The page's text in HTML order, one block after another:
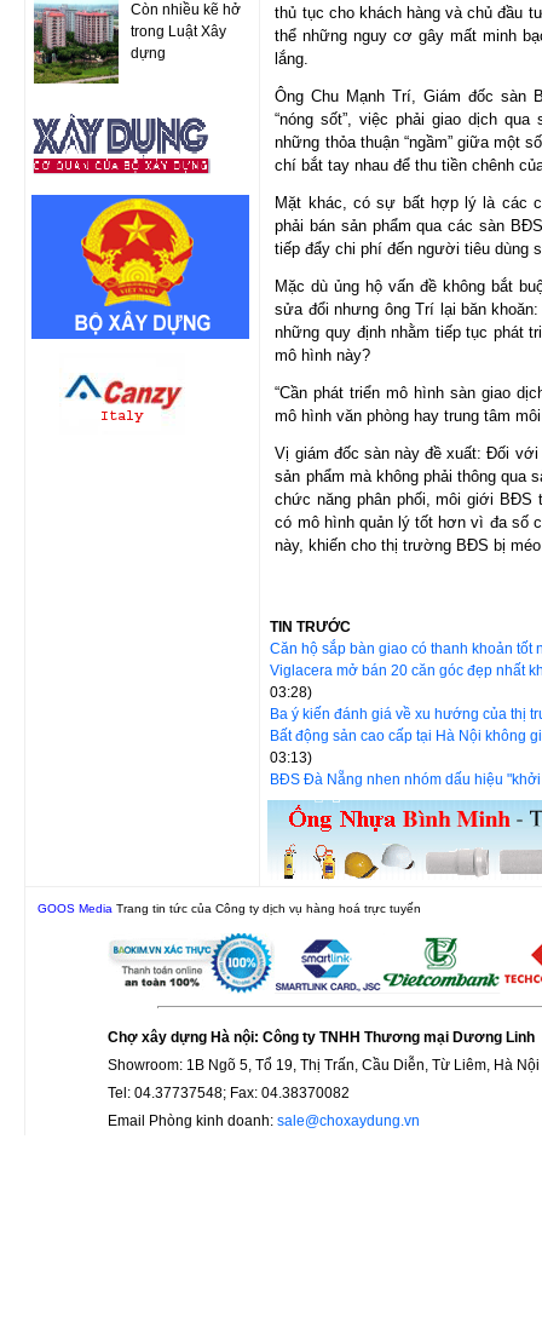
Còn nhiều kẽ hở
trong Luật Xây
dựng
thủ tục cho khách hàng và chủ đầu
thể những nguy cơ gây mất minh
lắng.
Ông Chu Mạnh Trí, Giám đốc sàn
“nóng sốt”, việc phải giao dịch
những thỏa thuận “ngầm” giữa một
chí bắt tay nhau để thu tiền chênh
Mặt khác, có sự bất hợp lý là các
phải bán sản phẩm qua các sàn
tiếp đẩy chi phí đến người tiêu dùng
Mặc dù ủng hộ vấn đề không bắt
sửa đổi nhưng ông Trí lại băn
những quy định nhằm tiếp tục phát
mô hình này?
“Cần phát triển mô hình sàn giao
mô hình văn phòng hay trung tâm
Vị giám đốc sàn này đề xuất: Đối
sản phẩm mà không phải thông
chức năng phân phối, môi giới BĐS
có mô hình quản lý tốt hơn vì đa số
này, khiến cho thị trường BĐS bị
TIN TRƯỚC
Căn hộ sắp bàn giao có thanh khoản tốt
Viglacera mở bán 20 căn góc đẹp nhất
03:28)
Ba ý kiến đánh giá về xu hướng của thị
Bất động sản cao cấp tại Hà Nội không
03:13)
BĐS Đà Nẵng nhen nhóm dấu hiệu
GOOS Media Trang tin tức của Công ty dịch vụ hàng hoá trực tuyến
Chợ xây dựng Hà nội: Công ty TNHH Thương mại Dương Linh
Showroom: 1B Ngõ 5, Tổ 19, Thị Trấn, Cầu Diễn, Từ Liêm, Hà Nội
Tel: 04.37737548; Fax: 04.38370082
Email Phòng kinh doanh: sale@choxaydung.vn